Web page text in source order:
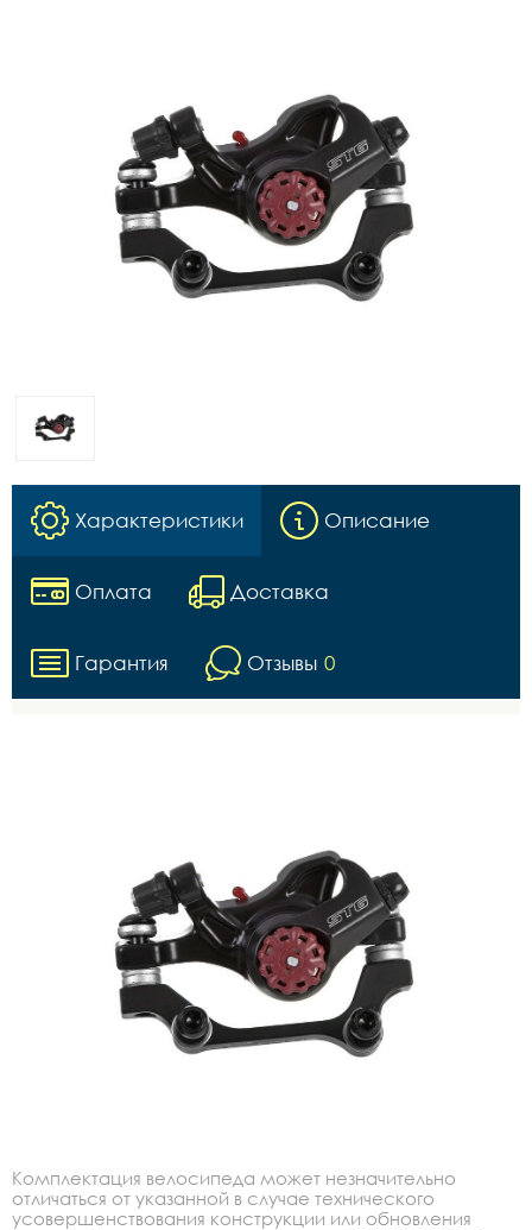
Характеристики Описание
Оплата Доставка
Гарантия Отзывы 0
Комплектация велосипеда может незначительно
отличаться от указанной в случае технического
усовершенствования конструкции или обновления